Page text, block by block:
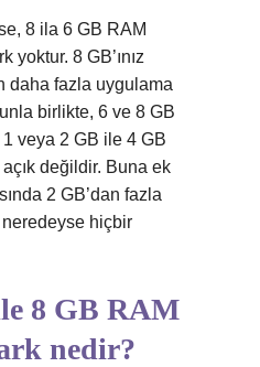
8 ila 6 GB RAM
yoktur. 8 GB’ınız
daha fazla uygulama
birlikte, 6 ve 8 GB
veya 2 GB ile 4 GB
değildir. Buna ek
2 GB’dan fazla
hiçbir
8 GB RAM
nedir?